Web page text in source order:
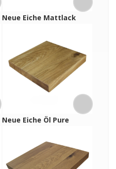
Neue Eiche Mattlack
Neue Eiche Öl Pure